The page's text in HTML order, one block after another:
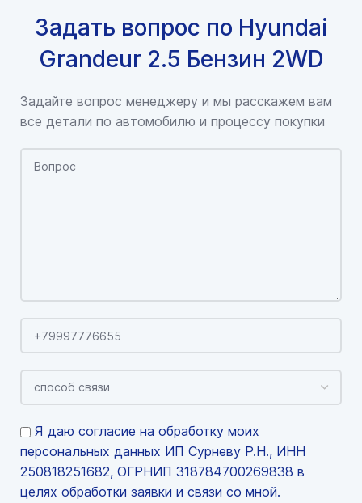
Задать вопрос по Hyundai
Grandeur 2.5 Бензин 2WD
Задайте вопрос менеджеру и мы расскажем вам
все детали по автомобилю и процессу покупки
Я даю согласие на обработку моих
персональных данных ИП Сурневу Р.Н., ИНН
250818251682, ОГРНИП 318784700269838 в
целях обработки заявки и связи со мной.